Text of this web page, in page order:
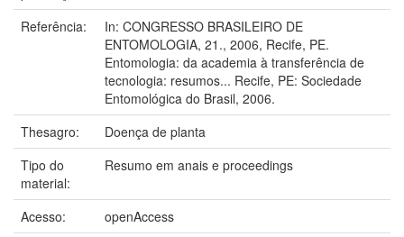
Referência:
In: CONGRESSO BRASILEIRO DE
ENTOMOLOGIA, 21., 2006, Recife, PE.
Entomologia: da academia à transferência de
tecnologia: resumos... Recife, PE: Sociedade
Entomológica do Brasil, 2006.
Thesagro:
Doença de planta
Tipo do
material:
Resumo em anais e proceedings
Acesso:
openAccess